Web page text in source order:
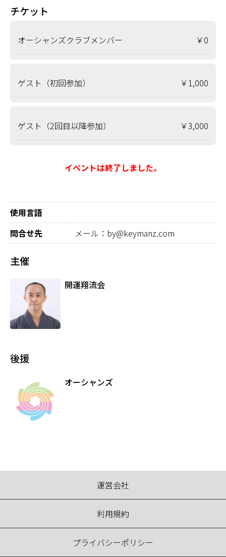
チケット
オーシャンズクラブメンバー ￥0
ゲスト（初回参加） ￥1,000
ゲスト（2回目以降参加） ￥3,000
イベントは終了しました。
使用言語
問合せ先
メール：by@keymanz.com
主催
開運翔流会
後援
オーシャンズ
運営会社
利用規約
プライバシーポリシー